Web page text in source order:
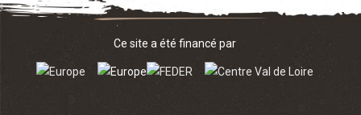
Ce site a été financé par